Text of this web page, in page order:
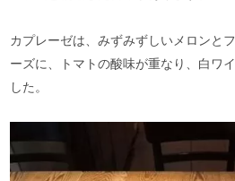
カプレーゼは、みずみずしいメロンと
ーズに、トマトの酸味が重なり、白ワ
した。